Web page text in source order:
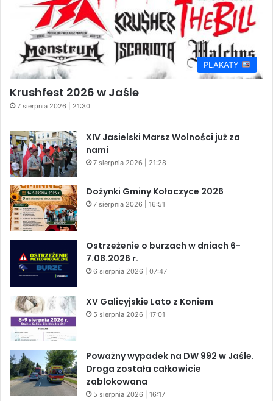
PLAKATY
Krushfest 2026 w Jaśle
7 sierpnia 2026 | 21:30
XIV Jasielski Marsz Wolności już za
nami
7 sierpnia 2026 | 21:28
Dożynki Gminy Kołaczyce 2026
7 sierpnia 2026 | 16:51
Ostrzeżenie o burzach w dniach 6-
7.08.2026 r.
6 sierpnia 2026 | 07:47
XV Galicyjskie Lato z Koniem
5 sierpnia 2026 | 17:01
Poważny wypadek na DW 992 w Jaśle.
Droga została całkowicie
zablokowana
5 sierpnia 2026 | 16:17